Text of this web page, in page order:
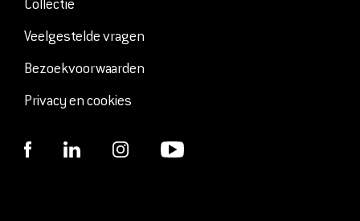
Collectie
Veelgestelde vragen
Bezoekvoorwaarden
Privacy en cookies